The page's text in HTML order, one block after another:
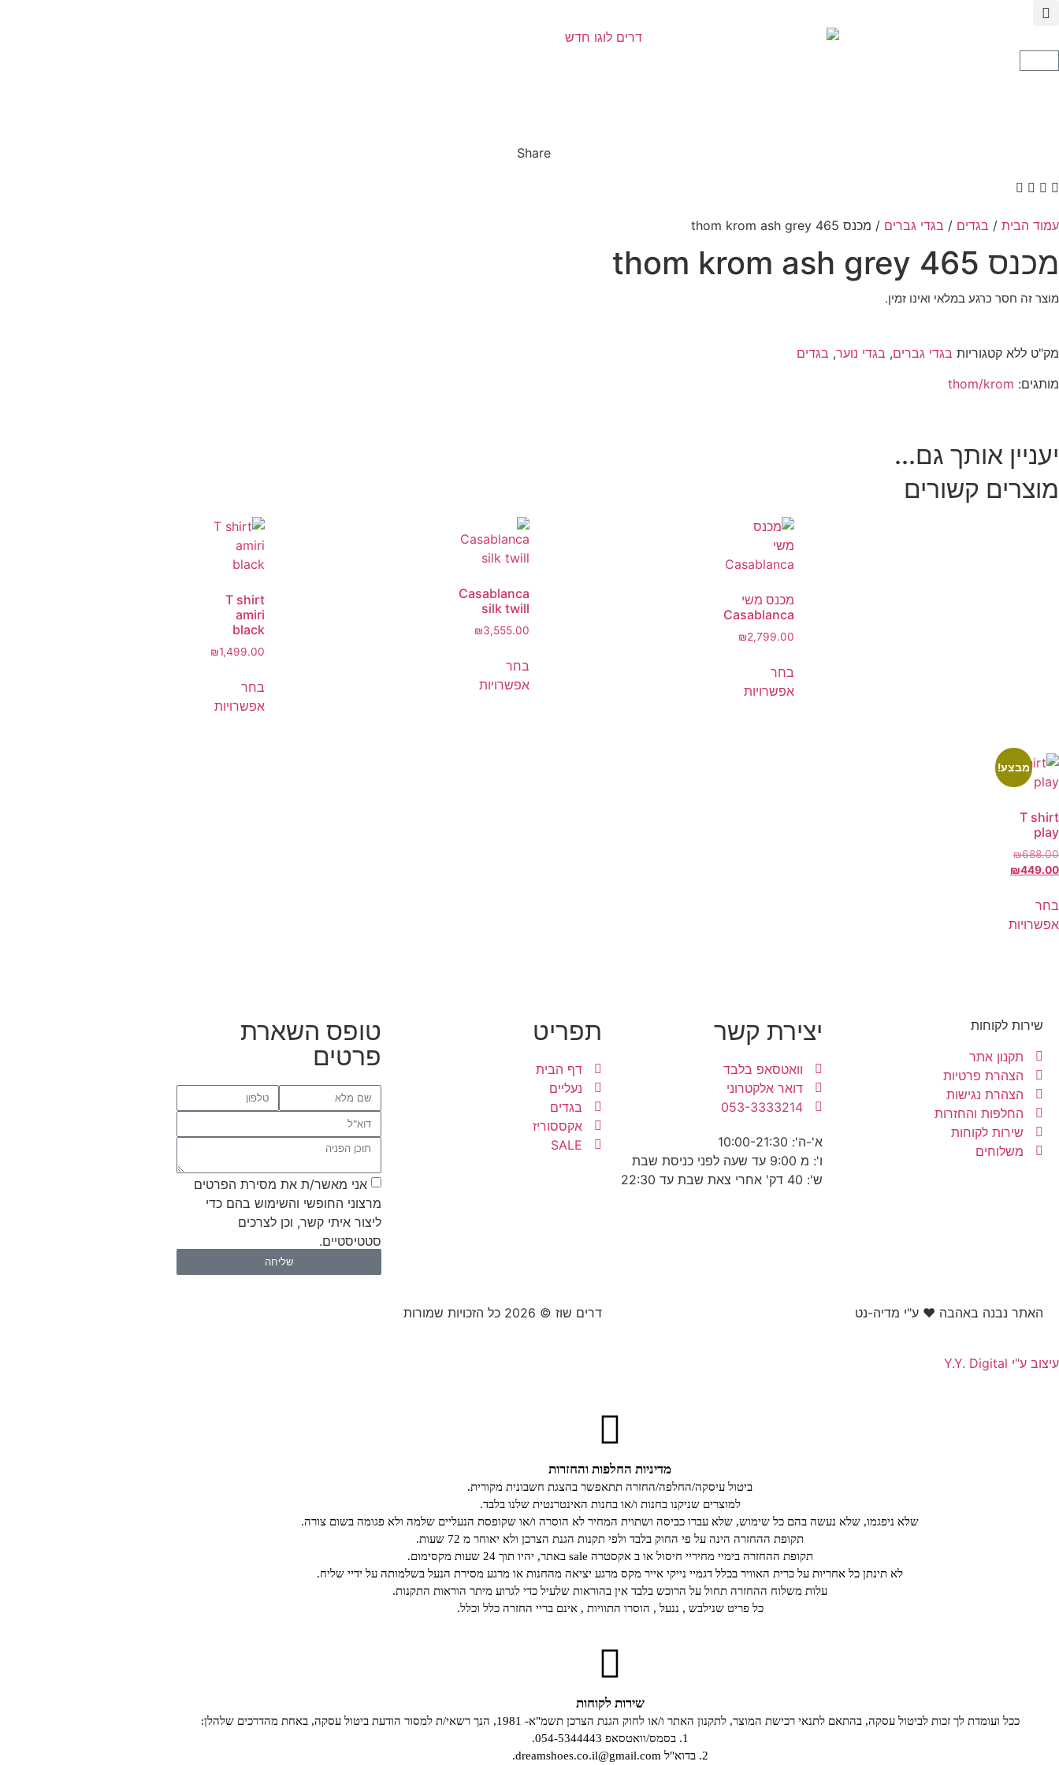
Share
עמוד הבית / בגדים / בגדי גברים / מכנס thom krom ash grey 465
מכנס thom krom ash grey 465
מוצר זה חסר כרגע במלאי ואינו זמין.
מק"ט ללא קטגוריות בגדי גברים, בגדי נוער, בגדים
מותגים: thom/krom
יעניין אותך גם...
מוצרים קשורים
מכנס משי
Casablanca
₪2,799.00
בחר
אפשרויות
Casablanca
silk twill
₪3,555.00
בחר
אפשרויות
T shirt
amiri
black
₪1,499.00
בחר
אפשרויות
מבצע!
T shirt
play
₪688.00
₪449.00
בחר
אפשרויות
שירות לקוחות
תקנון אתר
הצהרת פרטיות
הצהרת נגישות
החלפות והחזרות
שירות לקוחות
משלוחים
יצירת קשר
וואטסאפ בלבד
דואר אלקטרוני
053-3333214
א'-ה': 10:00-21:30
ו': מ 9:00 עד שעה לפני כניסת שבת
ש': 40 דק' אחרי צאת שבת עד 22:30
תפריט
דף הבית
נעליים
בגדים
אקססוריז
SALE
טופס השארת
פרטים
אני מאשר/ת את מסירת הפרטים
מרצוני החופשי והשימוש בהם כדי
ליצור איתי קשר, וכן לצרכים
סטטיסטיים.
שליחה
האתר נבנה באהבה ❤ ע"י מדיה-נט​ דרים שוז © 2026 כל הזכויות שמורות
עיצוב ע"י Y.Y. Digital
מדיניות החלפות והחזרות
ביטול עיסקה/החלפה/החזרה תתאפשר בהצגת חשבונית מקורית.
למוצרים שניקנו בחנות ו/או בחנות האינטרנטית שלנו בלבד.
שלא ניפגמו, שלא נעשה בהם כל שימוש, שלא עברו כביסה ושתוית המחיר לא הוסרה ו/או שקופסת הנעליים שלמה ולא פגומה בשום צורה.
תקופת ההחזרה הינה על פי החוק בלבד ולפי תקנות הגנת הצרכן ולא יאוחר מ 72 שעות.
תקופת ההחזרה בימיי מחיריי חיסול או ב אקסטרה sale באתר, יהיו תוך 24 שעות מקסימום.
לא תינתן כל אחריות על כרית האוויר בכלל דגמיי נייקי אייר מקס מרגע יציאה מהחנות או מרגע מסירת הנעל בשלמותה על ידיי שליח.
עלות משלוח ההחזרה תחול על הרוכש בלבד אין בהוראות שלעיל כדי לגרוע מיתר הוראות התקנות.
כל פריט שנילבש , ננעל , הוסרו התוויות , אינם בריי החזרה כלל וכלל.
שירות לקוחות
ככל ועומדת לך זכות לביטול עסקה, בהתאם לתנאי רכישת המוצר, לתקנון האתר ו/או לחוק הגנת הצרכן תשמ"א- 1981, הנך רשאי/ת למסור הודעת ביטול עסקה, באחת מהדרכים שלהלן:
1. בסמס/וואטסאפ 054-5344443.
2. בדוא"ל dreamshoes.co.il@gmail.com.